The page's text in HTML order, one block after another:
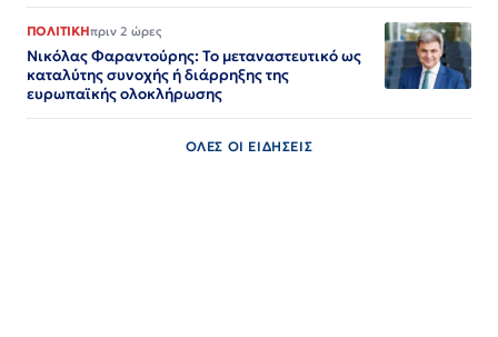
ΠΟΛΙΤΙΚΗπριν 2 ώρες
Νικόλας Φαραντούρης: Το μεταναστευτικό ως
καταλύτης συνοχής ή διάρρηξης της
ευρωπαϊκής ολοκλήρωσης
ΟΛΕΣ ΟΙ ΕΙΔΗΣΕΙΣ